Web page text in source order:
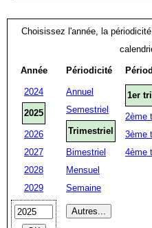
Choisissez l'année, la
Année
2024
2025
2026
2027
2028
2029
Périodicité
Annuel
Semestriel
Trimestriel
Bimestriel
Mensuel
Semaine
1er
2ème
3ème
4ème